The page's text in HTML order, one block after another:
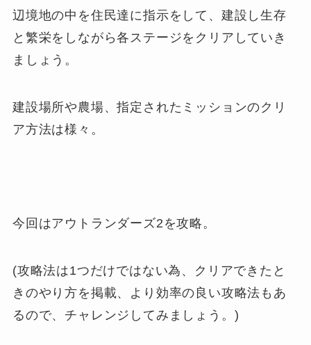
辺境地の中を住民達に指示をして、建設し生存
と繁栄をしながら各ステージをクリアしていき
ましょう。
建設場所や農場、指定されたミッションのクリ
ア方法は様々。
今回はアウトランダーズ2を攻略。
(攻略法は1つだけではない為、クリアできたと
きのやり方を掲載、より効率の良い攻略法もあ
るので、チャレンジしてみましょう。)